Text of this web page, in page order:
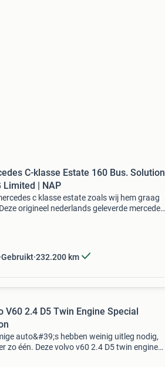
C-klasse Estate 160 Bus. Solution
Limited | NAP
c klasse estate zoals wij hem graag
origineel nederlands geleverde mercedes
Gebruikt 232.200 km
V60 2.4 D5 Twin Engine Special
auto&#39;s hebben weinig uitleg nodig,
zo één. Deze volvo v60 2.4 D5 twin engine